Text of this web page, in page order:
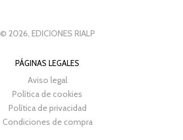
© 2026, EDICIONES RIALP
PÁGINAS LEGALES
Aviso legal
Política de cookies
Política de privacidad
Condiciones de compra